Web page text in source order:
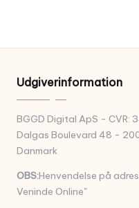
Udgiverinformation
BGGD Digital ApS - CVR:
Dalgas Boulevard 48 -
Danmark
OBS:Henvendelse på
Veninde Online"